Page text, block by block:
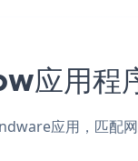
应用程
应用，匹配